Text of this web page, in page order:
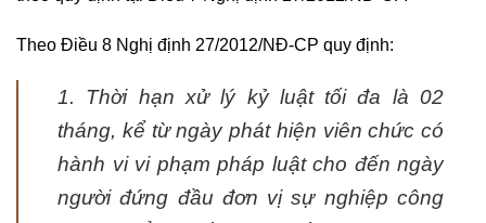
Theo Điều 8 Nghị định 27/2012/NĐ-CP quy định:
1. Thời hạn xử lý kỷ luật tối đa là 02
tháng, kể từ ngày phát hiện viên chức có
hành vi vi phạm pháp luật cho đến ngày
người đứng đầu đơn vị sự nghiệp công